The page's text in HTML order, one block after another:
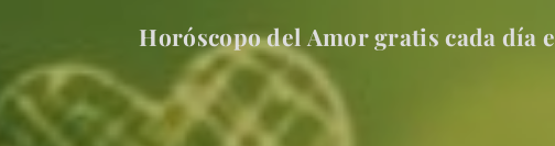
Horóscopo del Amor gratis cada día